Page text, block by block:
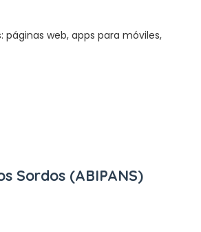
web, apps para móviles,
Sordos (ABIPANS)